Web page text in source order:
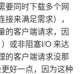
要同时下载多个网
接来满足需求），
的客户端请求，因
）或非阻塞I/O 来达
的客户端请求没那
好一点，因为这种